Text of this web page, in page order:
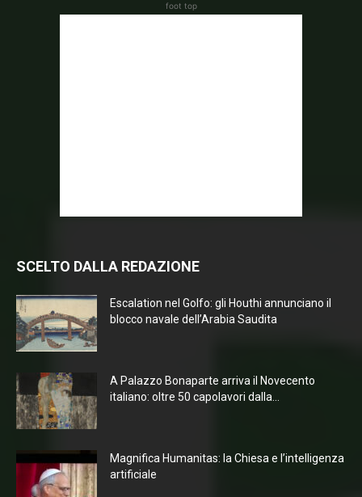
foot top
SCELTO DALLA REDAZIONE
Escalation nel Golfo: gli Houthi annunciano il
blocco navale dell’Arabia Saudita
A Palazzo Bonaparte arriva il Novecento
italiano: oltre 50 capolavori dalla...
Magnifica Humanitas: la Chiesa e l’intelligenza
artificiale